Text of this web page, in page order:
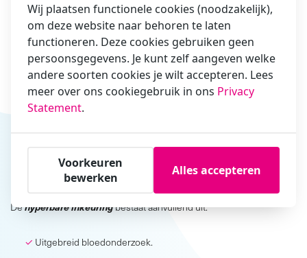
De hyperbare keuring bestaat uit:
Anamnese,
Biometrie,
Audiogram,
Longfunctieonderzoek,
Visustest, kleurenzien en gezichtsveldonderzoek,
Rust-elektrocardiogram (ECG),
Uitgebreid lichamelijk onderzoek.
Dehyperbare inkeuringbestaat aanvullend uit:
Uitgebreid bloedonderzoek.
Wij plaatsen functionele cookies (noodzakelijk),
om deze website naar behoren te laten
functioneren. Deze cookies gebruiken geen
persoonsgegevens. Je kunt zelf aangeven welke
andere soorten cookies je wilt accepteren. Lees
meer over ons cookiegebruik in ons Privacy
Statement.
Voorkeuren
bewerken
Alles accepteren